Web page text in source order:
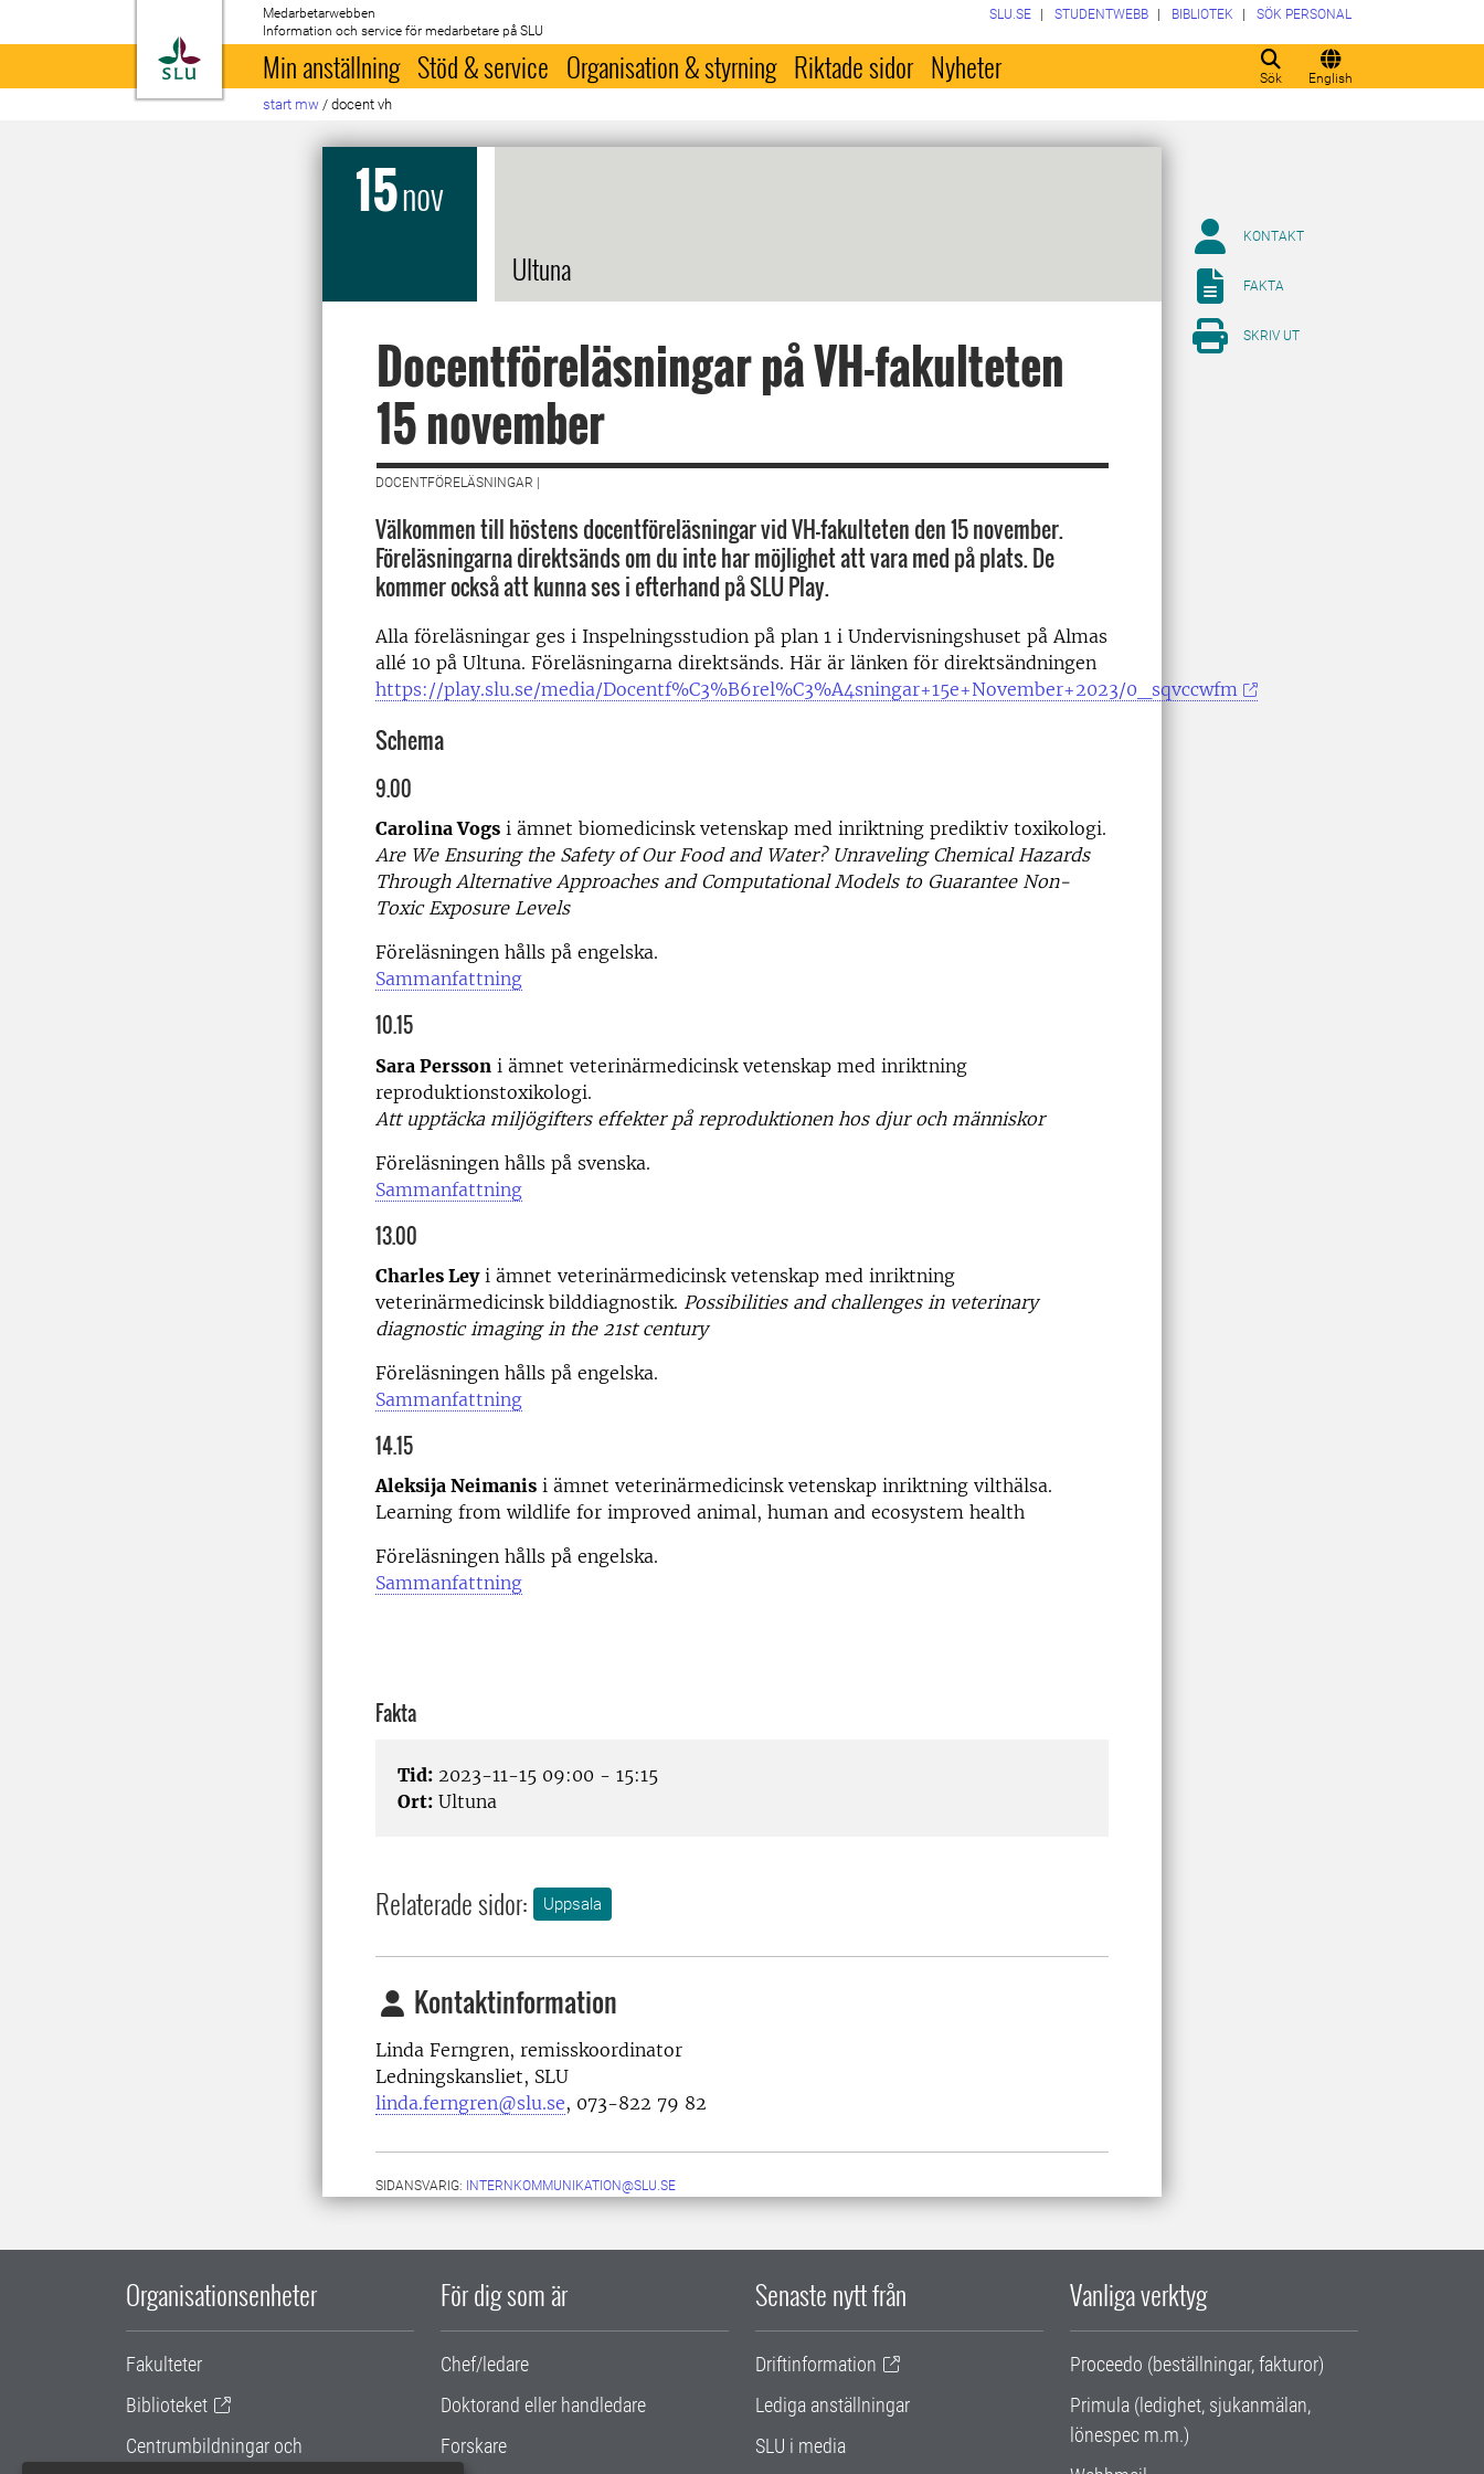
Till startsida
Medarbetarwebben
Information och service för medarbetare på SLU
Sök English
SLU.SE STUDENTWEBB BIBLIOTEK SÖK PERSONAL
Min anställning Stöd & service Organisation & styrning Riktade sidor Nyheter
start mw / docent vh
15nov
Ultuna
Docentföreläsningar på VH-fakulteten
15 november
DOCENTFÖRELÄSNINGAR |
Välkommen till höstens docentföreläsningar vid VH-fakulteten den 15 november.
Föreläsningarna direktsänds om du inte har möjlighet att vara med på plats. De
kommer också att kunna ses i efterhand på SLU Play.
Alla föreläsningar ges i Inspelningsstudion på plan 1 i Undervisningshuset på Almas
allé 10 på Ultuna. Föreläsningarna direktsänds. Här är länken för direktsändningen
https://play.slu.se/media/Docentf%C3%B6rel%C3%A4sningar+15e+November+2023/0_sqvccwfm
Schema
9.00
Carolina Vogs i ämnet biomedicinsk vetenskap med inriktning prediktiv toxikologi.
Are We Ensuring the Safety of Our Food and Water? Unraveling Chemical Hazards
Through Alternative Approaches and Computational Models to Guarantee Non-
Toxic Exposure Levels
Föreläsningen hålls på engelska.
Sammanfattning
10.15
Sara Persson i ämnet veterinärmedicinsk vetenskap med inriktning
reproduktionstoxikologi.
Att upptäcka miljögifters effekter på reproduktionen hos djur och människor
Föreläsningen hålls på svenska.
Sammanfattning
13.00
Charles Leyi ämnet veterinärmedicinsk vetenskap med inriktning
veterinärmedicinsk bilddiagnostik. Possibilities and challenges in veterinary
diagnostic imaging in the 21st century
Föreläsningen hålls på engelska.
Sammanfattning
14.15
Aleksija Neimanis i ämnet veterinärmedicinsk vetenskap inriktning vilthälsa.
Learning from wildlife for improved animal, human and ecosystem health
Föreläsningen hålls på engelska.
Sammanfattning
Fakta
Tid: 2023-11-15 09:00 - 15:15
Ort: Ultuna
Relaterade sidor: Uppsala
Kontaktinformation
Linda Ferngren, remisskoordinator
Ledningskansliet, SLU
linda.ferngren@slu.se, 073-822 79 82
SIDANSVARIG: INTERNKOMMUNIKATION@SLU.SE
KONTAKT
FAKTA
SKRIV UT
Organisationsenheter
Fakulteter
Biblioteket
Centrumbildningar och
För dig som är
Chef/ledare
Doktorand eller handledare
Forskare
Senaste nytt från
Driftinformation
Lediga anställningar
SLU i media
Vanliga verktyg
Proceedo (beställningar, fakturor)
Primula (ledighet, sjukanmälan,
lönespec m.m.)